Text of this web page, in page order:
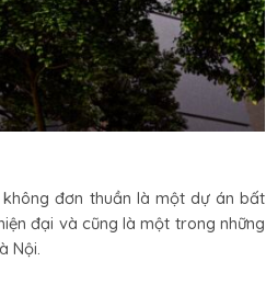
đơn thuần là một dự án bất
đại và cũng là một trong những
Nội.